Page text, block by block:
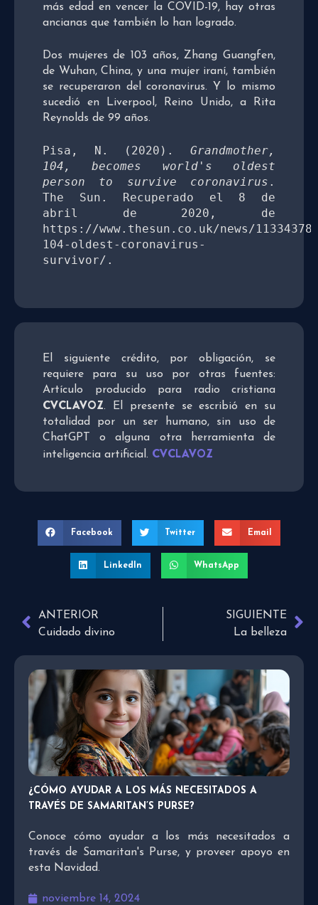
más edad en vencer la COVID-19, hay otras
ancianas que también lo han logrado.
Dos mujeres de 103 años, Zhang Guangfen,
de Wuhan, China, y una mujer iraní, también
se recuperaron del coronavirus. Y lo mismo
sucedió en Liverpool, Reino Unido, a Rita
Reynolds de 99 años.
Pisa, N. (2020). Grandmother,
104, becomes world's oldest
person to survive coronavirus .
The Sun. Recuperado el 8 de
abril de 2020, de
https://www.thesun.co.uk/news/
104-oldest-coronavirus-
survivor/.
El siguiente crédito, por obligación, se
requiere para su uso por otras fuentes:
Artículo producido para radio cristiana
CVCLAVOZ. El presente se escribió en su
totalidad por un ser humano, sin uso de
ChatGPT o alguna otra herramienta de
inteligencia artificial. CVCLAVOZ
Facebook Twitter Email
LinkedIn WhatsApp
ANTERIOR
Cuidado divino
SIGUIENTE
La belleza
¿CÓMO AYUDAR A LOS MÁS NECESITADOS A
TRAVÉS DE SAMARITAN’S PURSE?
Conoce cómo ayudar a los más necesitados a
través de Samaritan's Purse, y proveer apoyo en
esta Navidad.
noviembre 14, 2024